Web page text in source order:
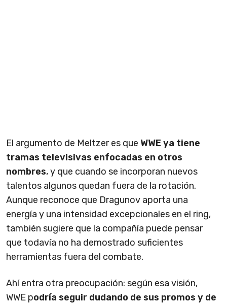
El argumento de Meltzer es que WWE ya tiene
tramas televisivas enfocadas en otros
nombres, y que cuando se incorporan nuevos
talentos algunos quedan fuera de la rotación.
Aunque reconoce que Dragunov aporta una
energía y una intensidad excepcionales en el ring,
también sugiere que la compañía puede pensar
que todavía no ha demostrado suficientes
herramientas fuera del combate.
Ahí entra otra preocupación: según esa visión,
WWE podría seguir dudando de sus promos y de